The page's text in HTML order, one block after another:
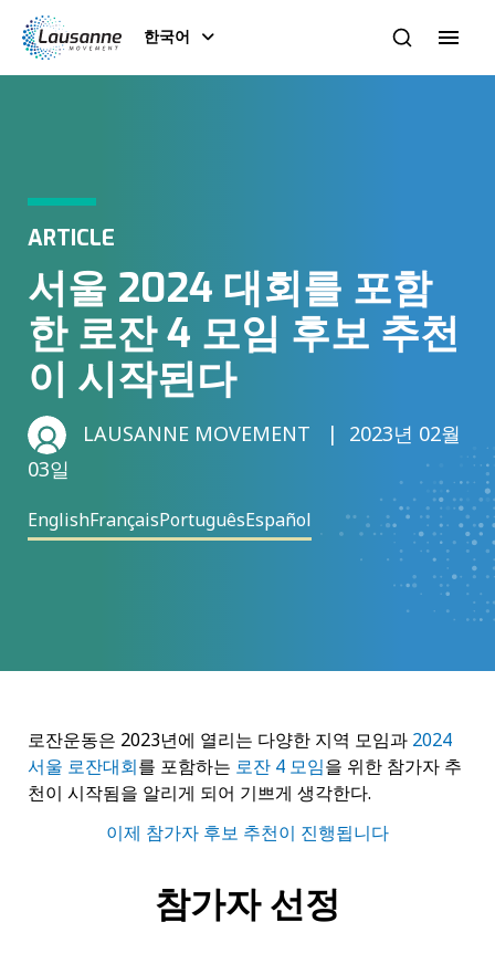
한국어
ARTICLE
서울 2024 대회를 포함
한 로잔 4 모임 후보 추천
이 시작된다
LAUSANNE MOVEMENT
2023년 02월
03일
EnglishFrançaisPortuguêsEspañol
로잔운동은 2023년에 열리는 다양한 지역 모임과 2024
서울 로잔대회를 포함하는 로잔 4 모임을 위한 참가자 추
천이 시작됨을 알리게 되어 기쁘게 생각한다.
이제 참가자 후보 추천이 진행됩니다
참가자 선정